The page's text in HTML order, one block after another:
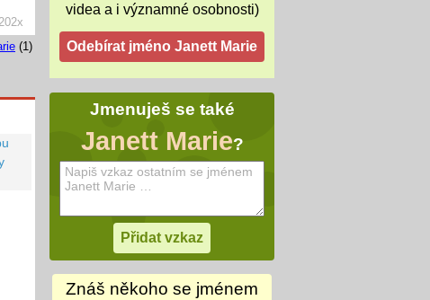
(1)
videa a i významné osobnosti)
Jmenuješ se také
Janett Marie?
Znáš někoho se jménem